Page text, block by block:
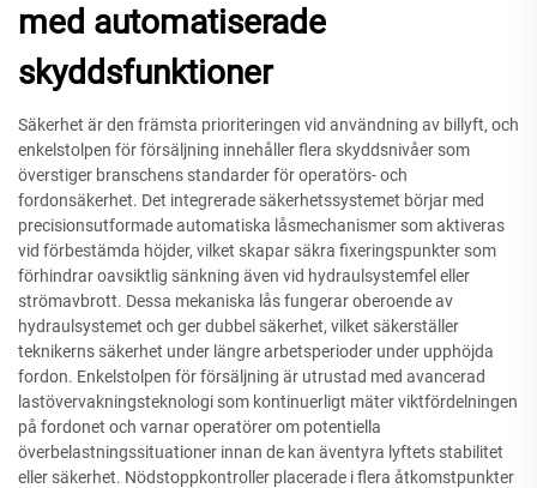
med automatiserade
skyddsfunktioner
Säkerhet är den främsta prioriteringen vid användning av billyft, och
enkelstolpen för försäljning innehåller flera skyddsnivåer som
överstiger branschens standarder för operatörs- och
fordonsäkerhet. Det integrerade säkerhetssystemet börjar med
precisionsutformade automatiska låsmechanismer som aktiveras
vid förbestämda höjder, vilket skapar säkra fixeringspunkter som
förhindrar oavsiktlig sänkning även vid hydraulsystemfel eller
strömavbrott. Dessa mekaniska lås fungerar oberoende av
hydraulsystemet och ger dubbel säkerhet, vilket säkerställer
teknikerns säkerhet under längre arbetsperioder under upphöjda
fordon. Enkelstolpen för försäljning är utrustad med avancerad
lastövervakningsteknologi som kontinuerligt mäter viktfördelningen
på fordonet och varnar operatörer om potentiella
överbelastningssituationer innan de kan äventyra lyftets stabilitet
eller säkerhet. Nödstoppkontroller placerade i flera åtkomstpunkter